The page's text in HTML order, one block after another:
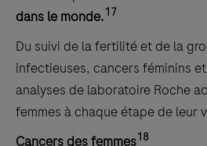
dans le monde.17
Du suivi de la fertilité et de la
infectieuses, cancers féminins
analyses de laboratoire Roche
femmes à chaque étape de leur
Cancers des femmes18